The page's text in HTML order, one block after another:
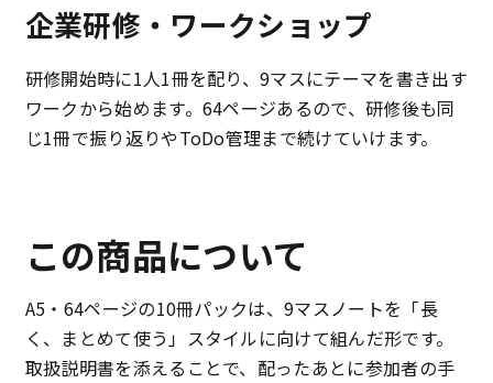
企業研修・ワークショップ
研修開始時に1人1冊を配り、9マスにテーマを書き出す
ワークから始めます。64ページあるので、研修後も同
じ1冊で振り返りやToDo管理まで続けていけます。
この商品について
A5・64ページの10冊パックは、9マスノートを「長
く、まとめて使う」スタイルに向けて組んだ形です。
取扱説明書を添えることで、配ったあとに参加者の手